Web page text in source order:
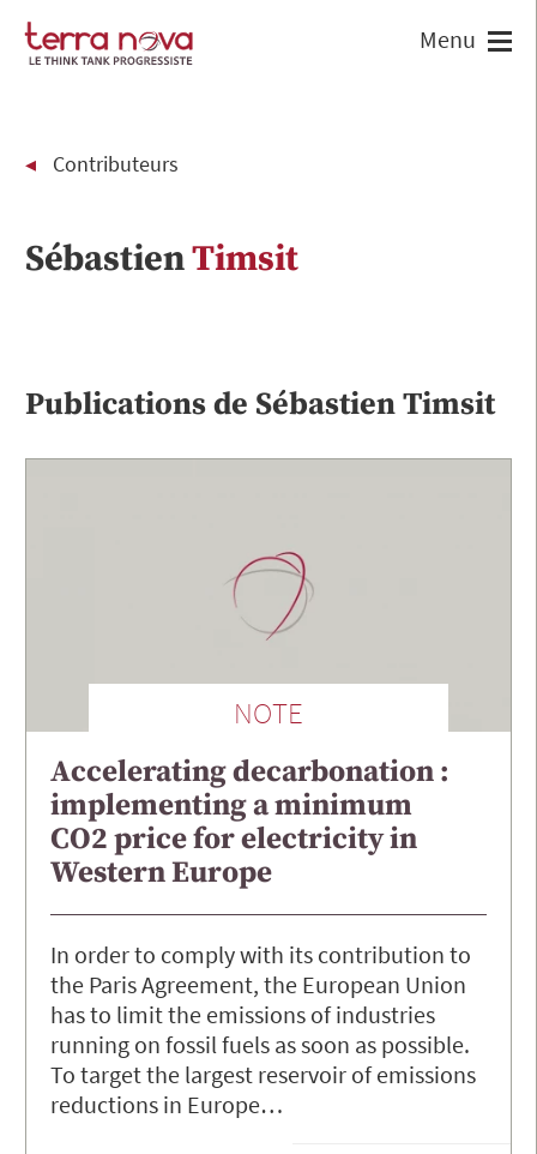
Contributeurs
SébastienTimsit
Publications de SébastienTimsit
NOTE
Accelerating decarbonation :
implementing a minimum
CO2 price for electricity in
Western Europe
In order to comply with its contribution to
the Paris Agreement, the European Union
has to limit the emissions of industries
running on fossil fuels as soon as possible.
To target the largest reservoir of emissions
reductions in Europe…